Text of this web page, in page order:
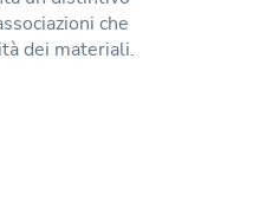
che
dei materiali.